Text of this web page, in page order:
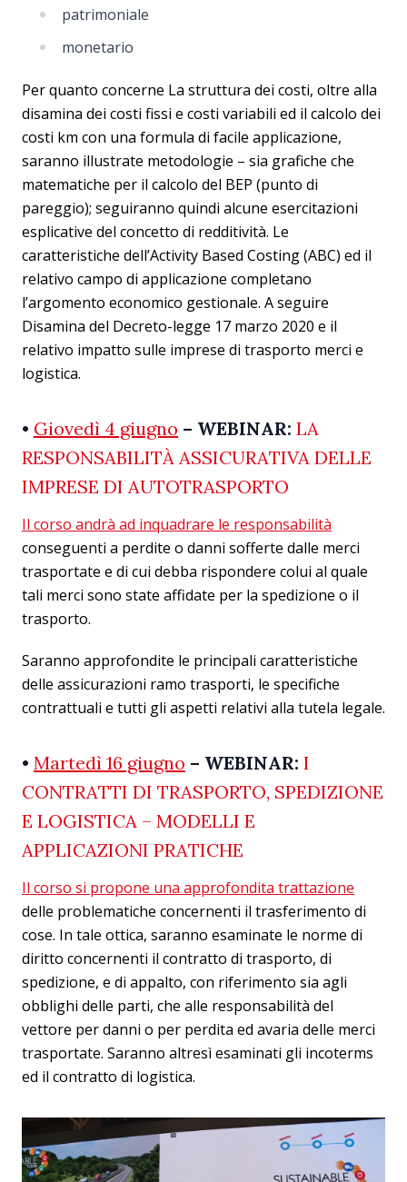
patrimoniale
monetario
Per quanto concerne La struttura dei costi, oltre alla
disamina dei costi fissi e costi variabili ed il calcolo dei
costi km con una formula di facile applicazione,
saranno illustrate metodologie – sia grafiche che
matematiche per il calcolo del BEP (punto di
pareggio); seguiranno quindi alcune esercitazioni
esplicative del concetto di redditività. Le
caratteristiche dell’Activity Based Costing (ABC) ed il
relativo campo di applicazione completano
l’argomento economico gestionale. A seguire
Disamina del Decreto-legge 17 marzo 2020 e il
relativo impatto sulle imprese di trasporto merci e
logistica.
• Giovedì 4 giugno – WEBINAR: LA
RESPONSABILITÀ ASSICURATIVA DELLE
IMPRESE DI AUTOTRASPORTO
Il corso andrà ad inquadrare le responsabilità
conseguenti a perdite o danni sofferte dalle merci
trasportate e di cui debba rispondere colui al quale
tali merci sono state affidate per la spedizione o il
trasporto.
Saranno approfondite le principali caratteristiche
delle assicurazioni ramo trasporti, le specifiche
contrattuali e tutti gli aspetti relativi alla tutela legale.
• Martedì 16 giugno – WEBINAR: I
CONTRATTI DI TRASPORTO, SPEDIZIONE
E LOGISTICA – MODELLI E
APPLICAZIONI PRATICHE
Il corso si propone una approfondita trattazione
delle problematiche concernenti il trasferimento di
cose. In tale ottica, saranno esaminate le norme di
diritto concernenti il contratto di trasporto, di
spedizione, e di appalto, con riferimento sia agli
obblighi delle parti, che alle responsabilità del
vettore per danni o per perdita ed avaria delle merci
trasportate. Saranno altresì esaminati gli incoterms
ed il contratto di logistica.